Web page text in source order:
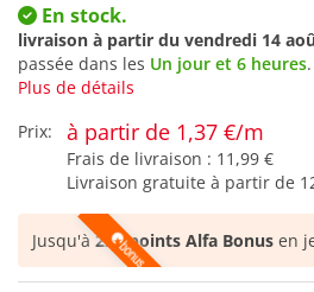
En stock.
livraison à partir du vendredi 14
passée dans les Un jour et 6 heures.
Plus de détails
Prix:
à partir de 1,37 €/m
Frais de livraison : 11,99 €
Livraison gratuite à partir de
Jusqu'à227 points Alfa Bonus en